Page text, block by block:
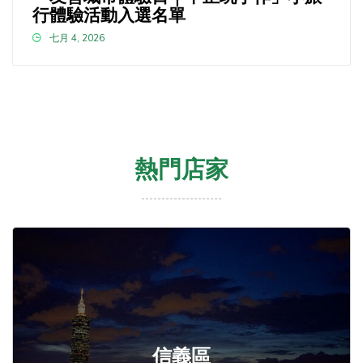
行體驗活動入選名單
七月 4, 2026
熱門店家
信義區